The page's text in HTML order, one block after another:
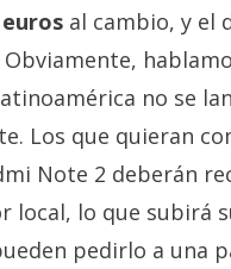
al cambio, y el
Obviamente,
no se
Los que quieran
Note 2 deberán
local, lo que subirá
pedirlo a una